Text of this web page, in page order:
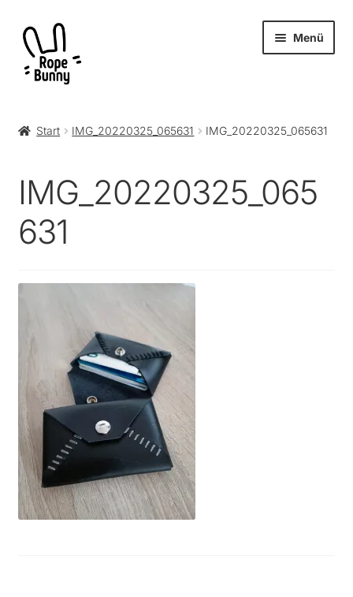
Zur
Navigation
springen
Zum
Inhalt
springen
Menü
öffnen
Museum
Journal
Start IMG_20220325_065631 IMG_20220325_065631
IMG_20220325_065
631